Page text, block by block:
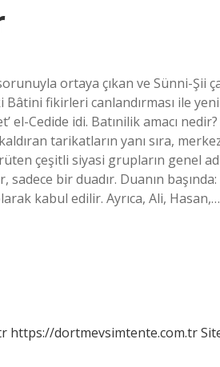
ortaya çıkan ve Sünni-Şii
fikirleri canlandırması ile yeni
el-Cedide idi. Batınilik amacı
tarikatların yanı sıra,
çeşitli siyasi grupların genel
bir duadır. Duanın
kabul edilir. Ayrıca, Ali, Hasan,…
https://dortmevsimtente.com.tr